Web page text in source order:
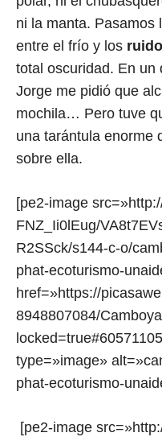
ni la manta. Pasamos
entre el frío y los
total oscuridad. En un
Jorge me pidió que
mochila… Pero tuve
una tarántula enorme
sobre ella.
[pe2-image
FNZ_Ii0lEug/
R2SSck/s144-c-o/
phat-ecoturismo-
href=»https://
8948807084/
type=»image»
phat-ecoturismo-
[pe2-image